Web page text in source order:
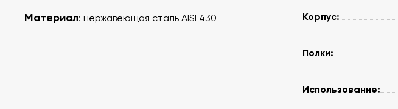
Материал: нержавеющая сталь AISI 430 Корпус:
Полки:
Использование: